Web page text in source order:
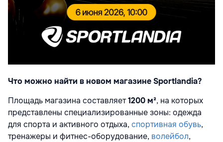
Что можно найти в новом магазине Sportlandia?
Площадь магазина составляет1200 м², на которых
представлены специализированные зоны: одежда
для спорта и активного отдыха, спортивная обувь,
тренажеры и фитнес-оборудование, волейбол,